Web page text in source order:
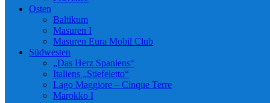
Osten
Baltikum
Masuren I
Masuren Eura Mobil Club
Südwesten
„Das Herz Spaniens“
Italiens „Stiefeletto“
Lago Maggiore – Cinque Terre
Marokko I